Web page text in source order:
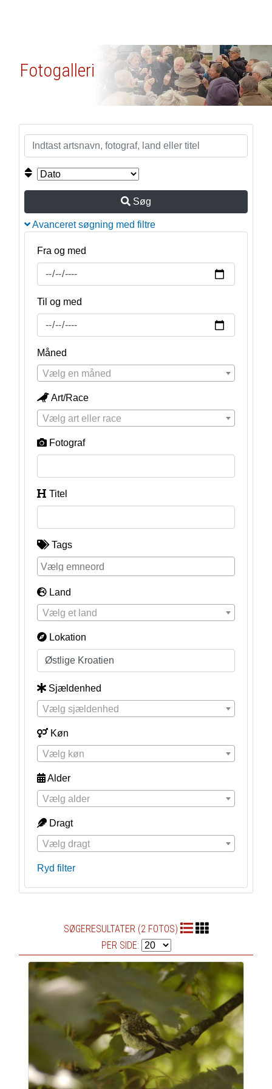
Fotogalleri
Søg
Avanceret søgning med filtre
Fra og med
Til og med
Måned
Vælg en måned
Art/Race
Vælg art eller race
Fotograf
Titel
Tags
Land
Vælg et land
Lokation
Sjældenhed
Vælg sjældenhed
Køn
Vælg køn
Alder
Vælg alder
Dragt
Vælg dragt
Ryd filter
SØGERESULTATER (2 FOTOS)
PER SIDE: